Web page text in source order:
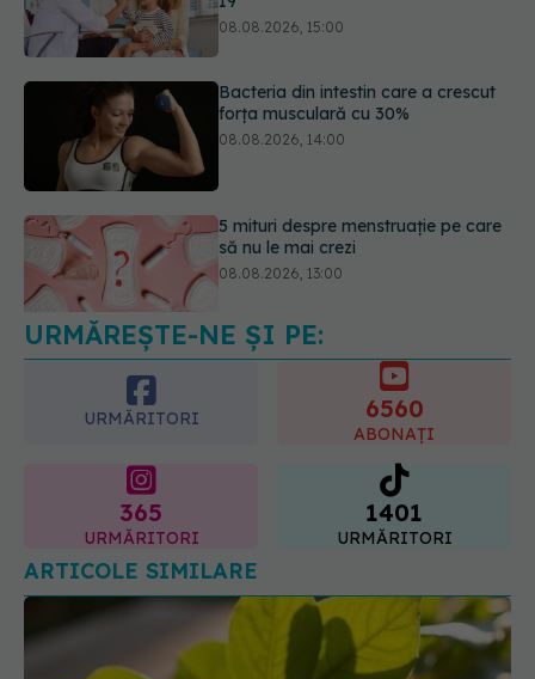
08.08.2026, 14:00
5 mituri despre menstruație pe care
să nu le mai crezi
08.08.2026, 13:00
Medicamentul folosit de peste 60 de
ani care acționează într-un loc
neașteptat
URMĂREȘTE-NE ȘI PE:
URMĂRITORI
365
URMĂRITORI
1401
URMĂRITORI